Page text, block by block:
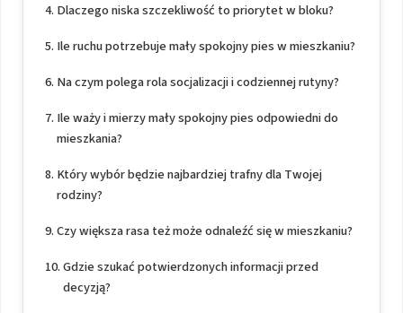
Dlaczego niska szczekliwość to priorytet w bloku?
Ile ruchu potrzebuje mały spokojny pies w mieszkaniu?
Na czym polega rola socjalizacji i codziennej rutyny?
Ile waży i mierzy mały spokojny pies odpowiedni do
mieszkania?
Który wybór będzie najbardziej trafny dla Twojej
rodziny?
Czy większa rasa też może odnaleźć się w mieszkaniu?
Gdzie szukać potwierdzonych informacji przed
decyzją?